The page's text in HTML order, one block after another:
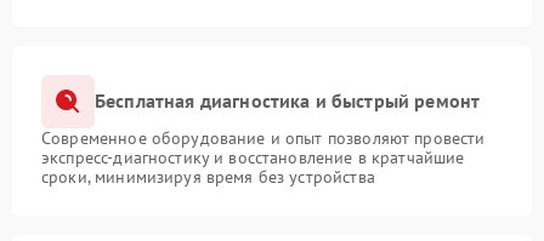
Бесплатная диагностика и быстрый ремонт
Современное оборудование и опыт позволяют провести
экспресс-диагностику и восстановление в кратчайшие
сроки, минимизируя время без устройства